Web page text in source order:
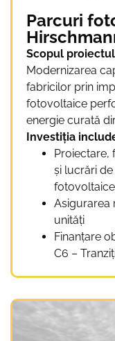
Parcuri
Scopul
Modernizarea
fabricilor prin
fotovoltaice
energie curată
Investiția
Proiectare,
și lucrări
fotovoltaice
Asigurarea
unități
Finanțare
C6 –